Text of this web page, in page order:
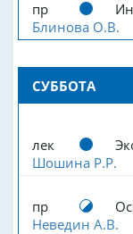
пр
Блинова О.В.
СУББОТА
лек
Шошина Р.Р.
пр
Неведин А.В.